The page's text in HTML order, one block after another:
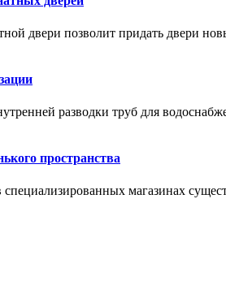
двери позволит придать двери
разводки труб для
пространства
магазинах